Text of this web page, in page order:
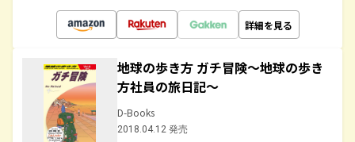
詳細を見る
地球の歩き方 ガチ冒険～地球の歩き
方社員の旅日記～
D-Books
2018.04.12 発売